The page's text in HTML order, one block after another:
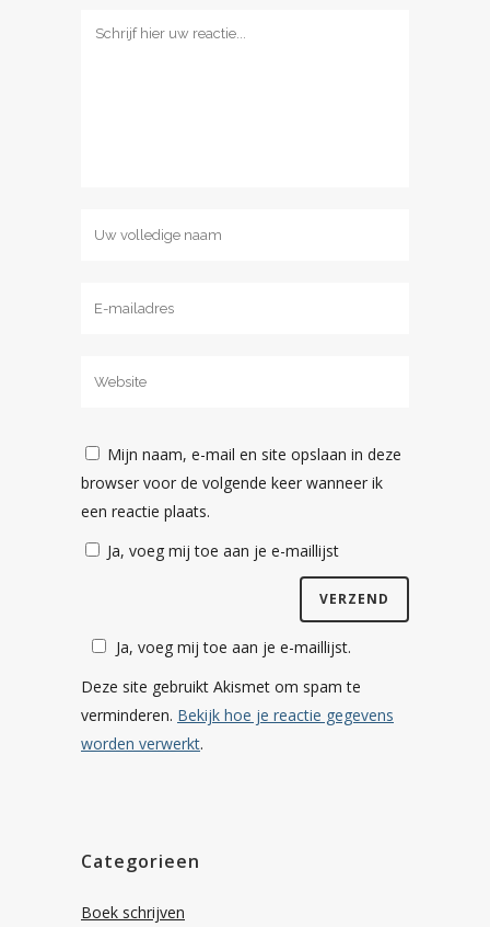
Mijn naam, e-mail en site opslaan in deze
browser voor de volgende keer wanneer ik
een reactie plaats.
Ja, voeg mij toe aan je e-maillijst
Ja, voeg mij toe aan je e-maillijst.
Deze site gebruikt Akismet om spam te
verminderen. Bekijk hoe je reactie gegevens
worden verwerkt.
Categorieen
Boek schrijven